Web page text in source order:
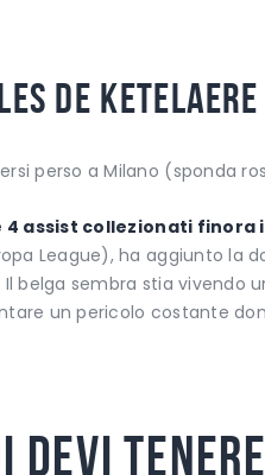
De
perso a Milano (sponda
4 assist collezionati finora
League), ha aggiunto la
Il belga sembra stia
un pericolo costante
devi